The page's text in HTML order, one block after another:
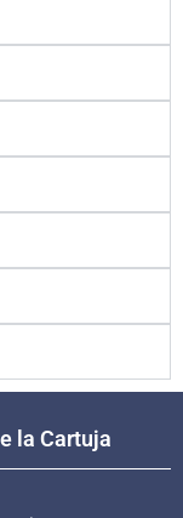
la Cartuja